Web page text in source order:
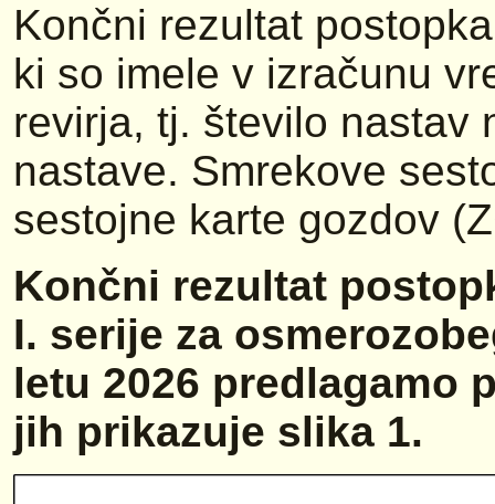
Končni rezultat
ki so imele v izračunu
revirja, tj. število nastav
nastave. Smrekove
sestojne karte gozdov
Končni rezultat
I. serije za
letu 2026 predlagamo
jih prikazuje slika 1.